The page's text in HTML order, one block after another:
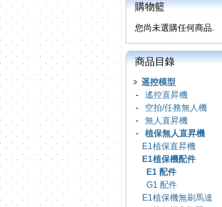
購物籃
您尚未選購任何商品.
商品目錄
遥控模型
- 遙控直昇機
- 空拍/任務無人機
- 無人直昇機
- 植保無人直昇機
E1植保直昇機
E1植保機配件
E1 配件
G1 配件
E1植保機無刷馬達